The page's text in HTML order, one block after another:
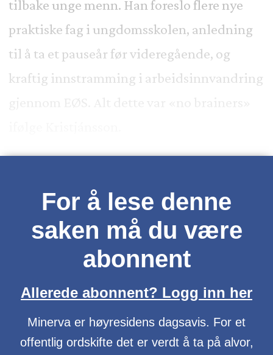
tilbake unge menn. Han foreslo flere nye
praktiske fag i ungdomsskolen, anledning
til å ta et pauseår før videregående, og
kraftig innstramming i arbeidsinnvandring
For å lese denne
saken må du være
abonnent
Allerede abonnent? Logg inn her
Minerva er høyresidens dagsavis. For et
offentlig ordskifte det er verdt å ta på alvor,